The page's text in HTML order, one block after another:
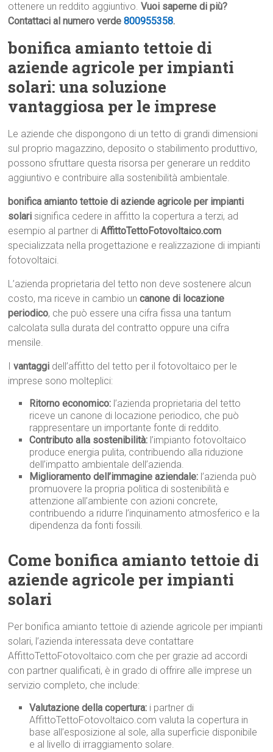
ottenere un reddito aggiuntivo.Vuoi saperne di più?
Contattaci al numero verde800955358.
bonifica amianto tettoie di
aziende agricole per impianti
solari: una soluzione
vantaggiosa per le imprese
Le aziende che dispongono di un tetto di grandi dimensioni
sul proprio magazzino, deposito o stabilimento produttivo,
possono sfruttare questa risorsa per generare un reddito
aggiuntivo e contribuire alla sostenibilità ambientale.
bonifica amianto tettoie di aziende agricole per impianti
solari significa cedere in affitto la copertura a terzi, ad
esempio al partner diAffittoTettoFotovoltaico.com
specializzata nella progettazione e realizzazione di impianti
fotovoltaici.
L’azienda proprietaria del tetto non deve sostenere alcun
costo, ma riceve in cambio uncanone di locazione
periodico, che può essere una cifra fissa una tantum
calcolata sulla durata del contratto oppure una cifra
mensile.
Ivantaggi dell’affitto del tetto per il fotovoltaico per le
imprese sono molteplici:
Ritorno economico: l’azienda proprietaria del tetto
riceve un canone di locazione periodico, che può
rappresentare un importante fonte di reddito.
Contributo alla sostenibilità: l’impianto fotovoltaico
produce energia pulita, contribuendo alla riduzione
dell’impatto ambientale dell’azienda.
Miglioramento dell’immagine aziendale: l’azienda può
promuovere la propria politica di sostenibilità e
attenzione all’ambiente con azioni concrete,
contribuendo a ridurre l’inquinamento atmosferico e la
dipendenza da fonti fossili.
Come bonifica amianto tettoie di
aziende agricole per impianti
solari
Per bonifica amianto tettoie di aziende agricole per impianti
solari, l’azienda interessata deve contattare
AffittoTettoFotovoltaico.com che per grazie ad accordi
con partner qualificati, è in grado di offrire alle imprese un
servizio completo, che include:
Valutazione della copertura: i partner di
AffittoTettoFotovoltaico.com valuta la copertura in
base all’esposizione al sole, alla superficie disponibile
e al livello di irraggiamento solare.